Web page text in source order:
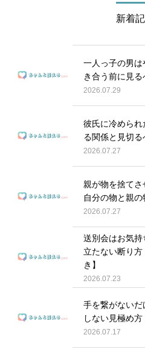
新着
一人っ子の男
き合う前に見
2026.07.29
彼氏に冷められ
る関係と見切る
2026.07.27
親が物を捨て
自分の物と親
2026.07.27
送別会はお気
立たない断り
き】
2026.07.23
手を繋がない
しない見極め方
2026.07.17